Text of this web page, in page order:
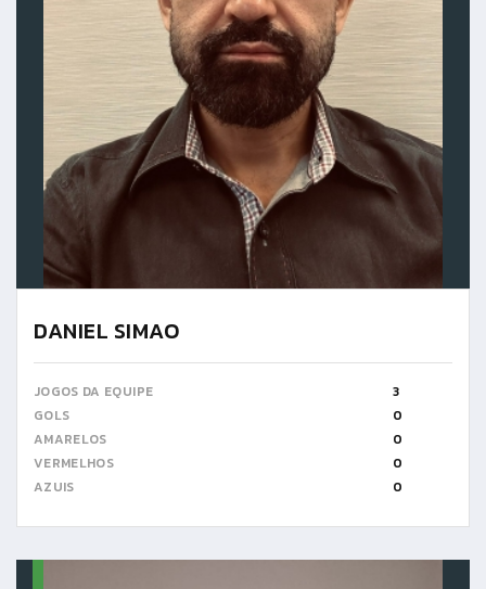
DANIEL SIMAO
JOGOS DA EQUIPE
3
GOLS
0
AMARELOS
0
VERMELHOS
0
AZUIS
0